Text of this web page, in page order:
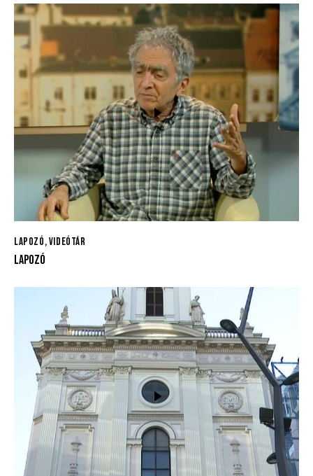
LAPOZÓ,VIDEÓTÁR
LAPOZÓ